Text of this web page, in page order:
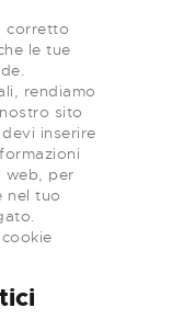
corretto
le tue
rendiamo
sito
inserire
web, per
nel tuo